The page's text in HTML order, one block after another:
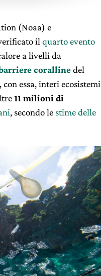
(Noaa) e
il quarto evento
a livelli da
corallinedel
essa, interi ecosistemi
11 milioni di
, secondo le stime delle